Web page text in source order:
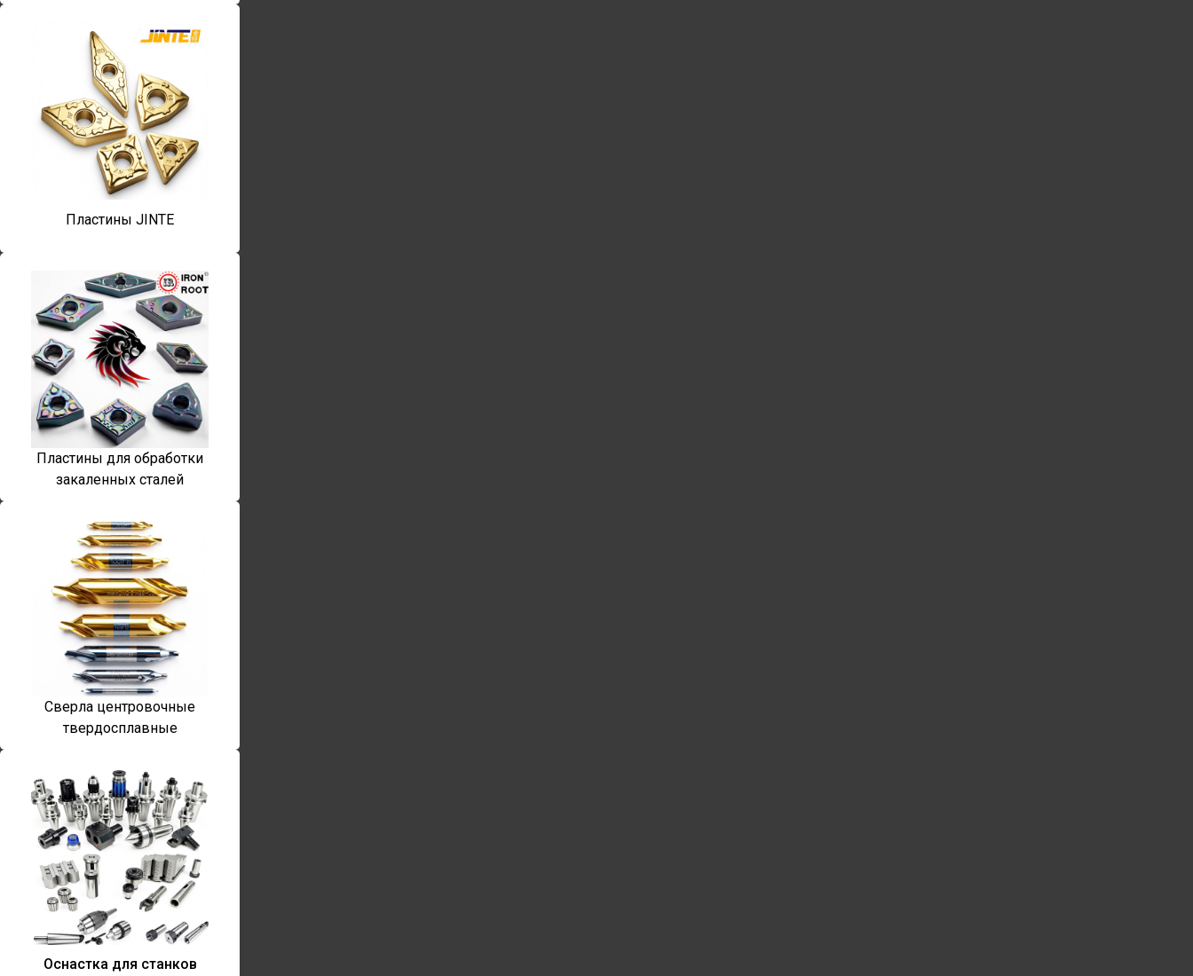
Пластины JINTE
Пластины для обработки
закаленных сталей
Сверла центровочные
твердосплавные
Оснастка для станков